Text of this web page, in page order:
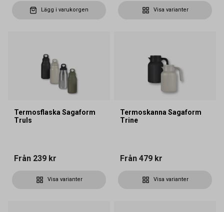
Lägg i varukorgen Visa varianter
Termosflaska Sagaform
Truls
Från 239 kr
Visa varianter
Termoskanna Sagaform
Trine
Från 479 kr
Visa varianter